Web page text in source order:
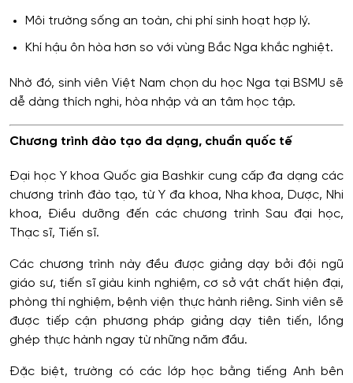
Môi trường sống an toàn, chi phí sinh hoạt hợp lý.
Khí hậu ôn hòa hơn so với vùng Bắc Nga khắc nghiệt.
Nhờ đó, sinh viên Việt Nam chọn du học Nga tại BSMU sẽ
dễ dàng thích nghi, hòa nhập và an tâm học tập.
Chương trình đào tạo đa dạng, chuẩn quốc tế
Đại học Y khoa Quốc gia Bashkir cung cấp đa dạng các
chương trình đào tạo, từ Y đa khoa, Nha khoa, Dược, Nhi
khoa, Điều dưỡng đến các chương trình Sau đại học,
Thạc sĩ, Tiến sĩ.
Các chương trình này đều được giảng dạy bởi đội ngũ
giáo sư, tiến sĩ giàu kinh nghiệm, cơ sở vật chất hiện đại,
phòng thí nghiệm, bệnh viện thực hành riêng. Sinh viên sẽ
được tiếp cận phương pháp giảng dạy tiên tiến, lồng
ghép thực hành ngay từ những năm đầu.
Đặc biệt, trường có các lớp học bằng tiếng Anh bên